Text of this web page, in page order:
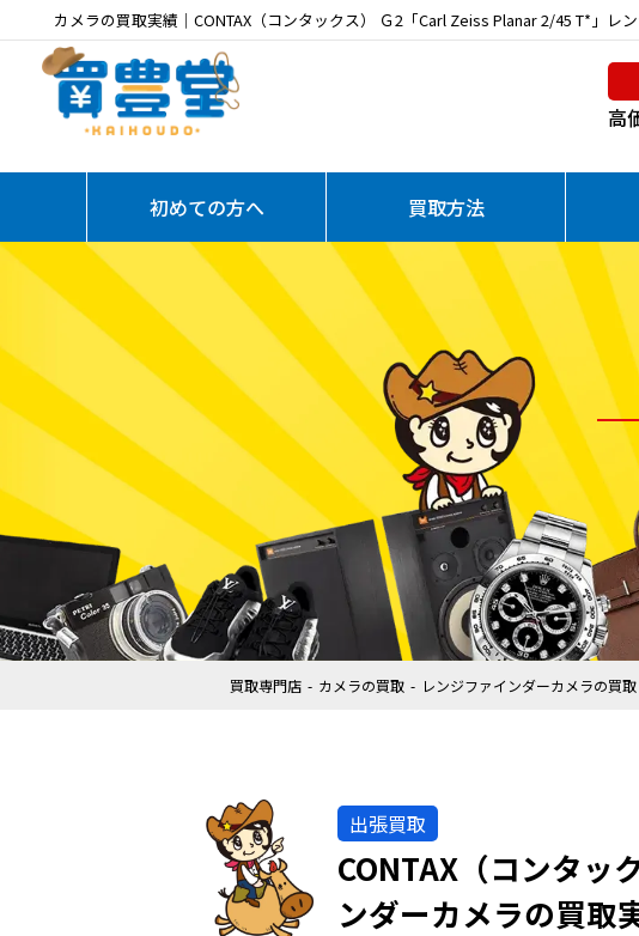
カメラの買取実績｜CONTAX（コンタックス） Ｇ2「Carl Zeiss Planar 2/45 T*」レ
高
初めての方へ 買取方法
買取専門店 カメラの買取 レンジファインダーカメラの買取
出張買取
CONTAX（コンタ
ンダーカメラの買取